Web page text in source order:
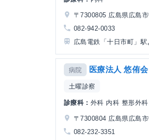
〒7300805 広島県広島
082-942-0033
広島電鉄「十日市町」
病院 医療法人 悠侑
土曜診察
診療科： 外科 内科 整形外
〒7300804 広島県広島
082-232-3351